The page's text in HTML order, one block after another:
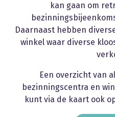
kan gaan om
Daarnaast hebben
winkel waar diverse
Een overzicht van
bezinningscentra en
kunt via de kaart ook